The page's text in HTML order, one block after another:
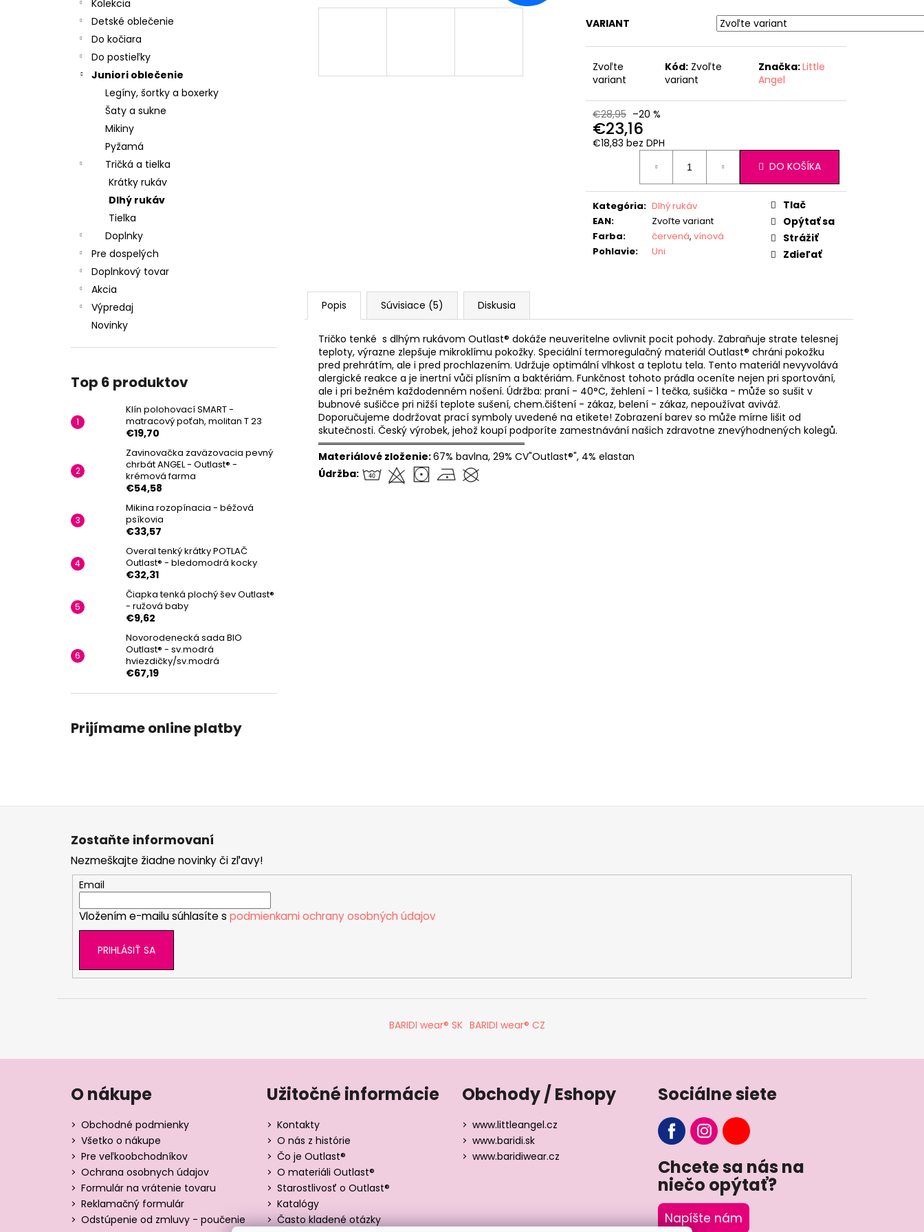
Kolekcia
Detské oblečenie
Do kočiara
Do postieľky
Juniori oblečenie
Legíny, šortky a boxerky
Šaty a sukne
Mikiny
Pyžamá
Tričká a tielka
Krátky rukáv
Dlhý rukáv
Tielka
Doplnky
Pre dospelých
Doplnkový tovar
Akcia
Výpredaj
Novinky
Top 6 produktov
Klín polohovací SMART -
matracový poťah, molitan T 23
€19,70
Zavinovačka zaväzovacia pevný
chrbát ANGEL - Outlast® -
krémová farma
€54,58
Mikina rozopínacia - béžová
psíkovia
€33,57
Overal tenký krátky POTLAČ
Outlast® - bledomodrá kocky
€32,31
Čiapka tenká plochý šev Outlast®
- ružová baby
€9,62
Novorodenecká sada BIO
Outlast® - sv.modrá
hviezdičky/sv.modrá
€67,19
Prijímame online platby
VARIANT
Zvoľte
variant
Kód: Zvoľte
variant
Značka:Little
Angel
€28,95 –20 %
€23,16
€18,83 bez DPH
Jednotková
DO KOŠÍKA
Kategória: Dlhý rukáv
EAN:
Zvoľte variant
Farba: červená, vínová
Pohlavie: Uni
Tlač
Opýtať sa
Strážiť
Zdieľať
Popis Súvisiace (5) Diskusia
Tričko tenké s dlhým rukávom Outlast® dokáže neuveritelne ovlivnit pocit pohody. Zabraňuje strate telesnej
teploty, výrazne zlepšuje mikroklímu pokožky. Speciální termoregulačný materiál Outlast® chráni pokožku
pred prehrátím, ale i pred prochlazením. Udržuje optimální vlhkost a teplotu tela. Tento materiál nevyvolává
alergické reakce a je inertní vůči plísním a baktériám. Funkčnost tohoto prádla oceníte nejen pri sportování,
ale i pri bežném každodenném nošení. Údržba: praní - 40°C, žehlení - 1 tečka, sušička - může so sušit v
bubnové sušičce pri nižší teplote sušení, chem.čištení - zákaz, belení - zákaz, nepoužívat aviváž.
Doporučujeme dodržovat prací symboly uvedené na etikete! Zobrazení barev so může mírne lišit od
skutečnosti. Český výrobek, jehož koupí podporíte zamestnávání našich zdravotne znevýhodnených kolegů.
══════════════════════════════
Materiálové zloženie:67% bavlna, 29% CV"Outlast®", 4% elastan
Údržba:
€19,70
FARMA
Zostaňte informovaní
Nezmeškajte žiadne novinky či zľavy!
Email
Vložením e-mailu súhlasíte s podmienkami ochrany osobných údajov
PRIHLÁSIŤ SA
BARIDI wear® SK BARIDI wear® CZ
O nákupe
Obchodné podmienky
Všetko o nákupe
Pre veľkoobchodníkov
Ochrana osobnych údajov
Formulár na vrátenie tovaru
Reklamačný formulár
Odstúpenie od zmluvy - poučenie
Užitočné informácie
Kontakty
O nás z histórie
Čo je Outlast®
O materiáli Outlast®
Starostlivosť o Outlast®
Katalógy
Často kladené otázky
Obchody / Eshopy
www.littleangel.cz
www.baridi.sk
www.baridiwear.cz
Sociálne siete
Chcete sa nás na
niečo opýtať?
Napíšte nám